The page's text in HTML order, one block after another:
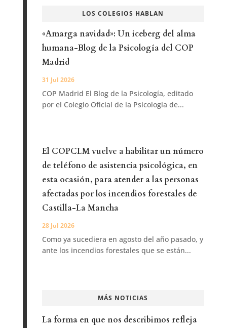
LOS COLEGIOS HABLAN
«Amarga navidad»: Un iceberg del alma
humana-Blog de la Psicología del COP
Madrid
31 Jul 2026
COP Madrid El Blog de la Psicología, editado
por el Colegio Oficial de la Psicología de...
El COPCLM vuelve a habilitar un número
de teléfono de asistencia psicológica, en
esta ocasión, para atender a las personas
afectadas por los incendios forestales de
Castilla-La Mancha
28 Jul 2026
Como ya sucediera en agosto del año pasado, y
ante los incendios forestales que se están...
MÁS NOTICIAS
La forma en que nos describimos refleja